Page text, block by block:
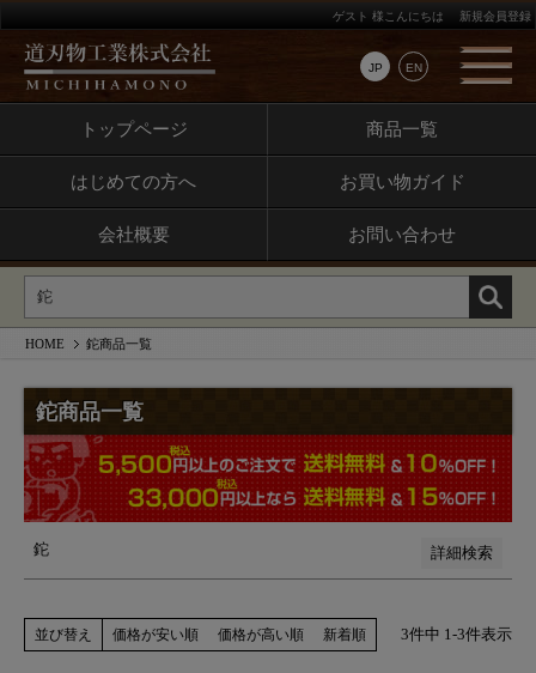
JP EN
ゲスト 様こんにちは 新規会員登録
トップページ 商品一覧
はじめての方へ お買い物ガイド
会社概要 お問い合わせ
HOME 鉈商品一覧
鉈商品一覧
鉈 詳細検索
予約商品
並び順
新着順
価格が安い順
優先度順
レビュー順
キーワードヒット順
検索
並び替え 価格が安い順 価格が高い順 新着順 3件中 1-3件表示